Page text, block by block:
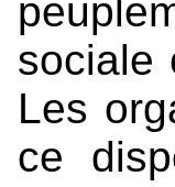
sociale
Les
ce